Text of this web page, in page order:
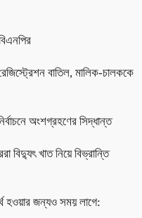
বাতিল, মালিক-চালককে
অংশগ্রহণের সিদ্ধান্ত
বিদ্যুৎ খাত নিয়ে বিভ্রান্তি
হওয়ার জন্যও সময় লাগে: